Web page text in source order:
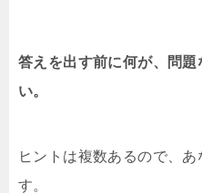
答えを出す前に何が、問
い。
ヒントは複数あるので、
す。